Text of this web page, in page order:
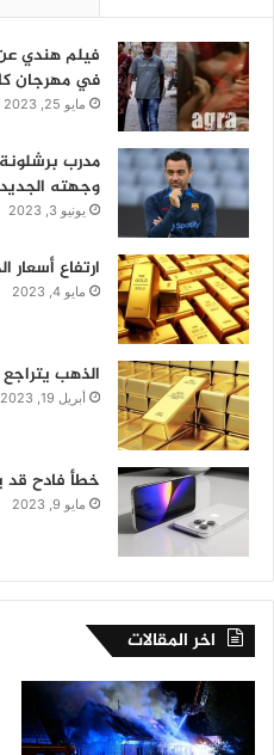
فيلم هندي
في مهرجان
مايو 25, 2023
مدرب
وجهته
يونيو 3, 2023
ارتفاع أسعار
مايو 4, 2023
الذهب يتراجع
أبريل 19, 2023
خطأ فادح قد
مايو 9, 2023
اخر المقالات